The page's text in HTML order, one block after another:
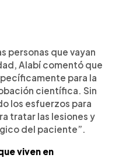
personas que vayan
Alabí comentó que
para la
científica. Sin
los esfuerzos para
tratar las lesiones y
del paciente”.
viven en